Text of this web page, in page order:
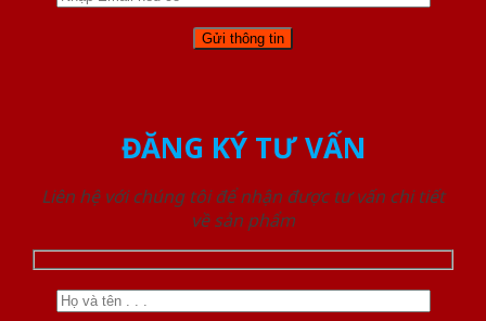
ĐĂNG KÝ TƯ VẤN
Liên hệ với chúng tôi để nhận được tư vấn chi tiết
về sản phẩm